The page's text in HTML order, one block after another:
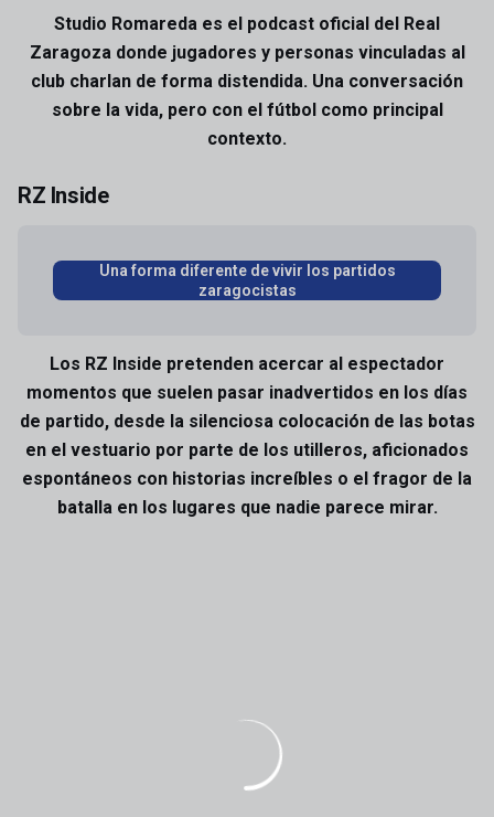
Studio Romareda es el podcast oficial del Real
Zaragoza donde jugadores y personas vinculadas al
club charlan de forma distendida. Una conversación
sobre la vida, pero con el fútbol como principal
contexto.
RZ Inside
Una forma diferente de vivir los partidos
zaragocistas
Los RZ Inside pretenden acercar al espectador
momentos que suelen pasar inadvertidos en los días
de partido, desde la silenciosa colocación de las botas
en el vestuario por parte de los utilleros, aficionados
espontáneos con historias increíbles o el fragor de la
batalla en los lugares que nadie parece mirar.